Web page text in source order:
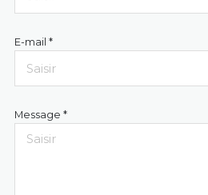
E-mail *
Message *